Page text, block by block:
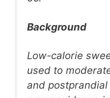
Background
Low-calorie
used to
and